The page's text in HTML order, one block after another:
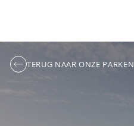
TERUG NAAR ONZE PARKEN